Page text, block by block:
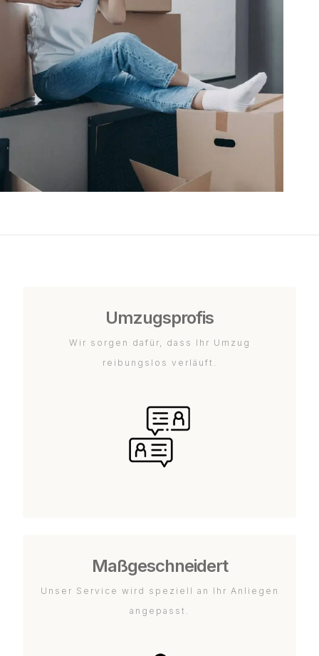
Umzugsprofis
Wir sorgen dafür, dass Ihr Umzug
reibungslos verläuft.
Maßgeschneidert
Unser Service wird speziell an Ihr Anliegen
angepasst.